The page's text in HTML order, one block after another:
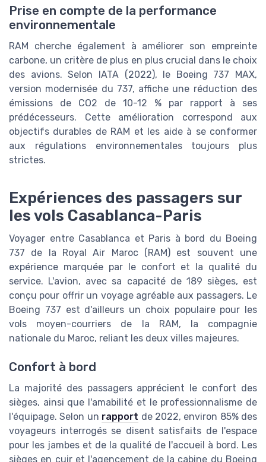
Prise en compte de la performance
environnementale
RAM cherche également à améliorer son empreinte
carbone, un critère de plus en plus crucial dans le choix
des avions. Selon IATA (2022), le Boeing 737 MAX,
version modernisée du 737, affiche une réduction des
émissions de CO2 de 10-12 % par rapport à ses
prédécesseurs. Cette amélioration correspond aux
objectifs durables de RAM et les aide à se conformer
aux régulations environnementales toujours plus
strictes.
Expériences des passagers sur
les vols Casablanca-Paris
Voyager entre Casablanca et Paris à bord du Boeing
737 de la Royal Air Maroc (RAM) est souvent une
expérience marquée par le confort et la qualité du
service. L'avion, avec sa capacité de 189 sièges, est
conçu pour offrir un voyage agréable aux passagers. Le
Boeing 737 est d'ailleurs un choix populaire pour les
vols moyen-courriers de la RAM, la compagnie
nationale du Maroc, reliant les deux villes majeures.
Confort à bord
La majorité des passagers apprécient le confort des
sièges, ainsi que l'amabilité et le professionnalisme de
l'équipage. Selon un rapport de 2022, environ 85% des
voyageurs interrogés se disent satisfaits de l'espace
pour les jambes et de la qualité de l'accueil à bord. Les
sièges en cuir et l'agencement de la cabine du Boeing